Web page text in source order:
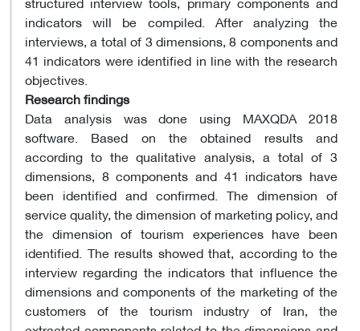
indicators will be compiled. After analyzing the
interviews, a total of 3 dimensions, 8 components and
41 indicators were identified in line with the research
objectives.
Research findings
Data analysis was done using MAXQDA 2018
software. Based on the obtained results and
according to the qualitative analysis, a total of 3
dimensions, 8 components and 41 indicators have
been identified and confirmed. The dimension of
service quality, the dimension of marketing policy, and
the dimension of tourism experiences have been
identified. The results showed that, according to the
interview regarding the indicators that influence the
dimensions and components of the marketing of the
customers of the tourism industry of Iran, the